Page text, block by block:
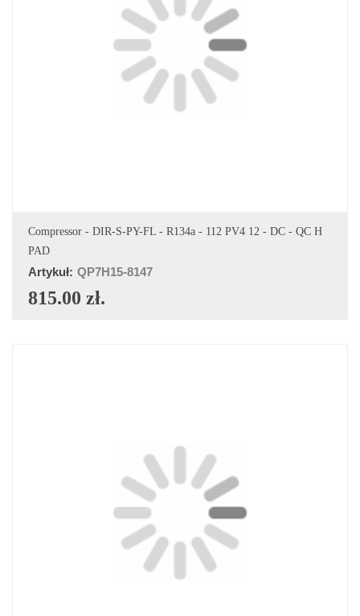
DODAJ DO KOSZYKA
Compressor - DIR-S-PY-FL - R134a - 112 PV4 12 - DC - QC H
PAD
Artykuł: QP7H15-8147
815.00 zł.